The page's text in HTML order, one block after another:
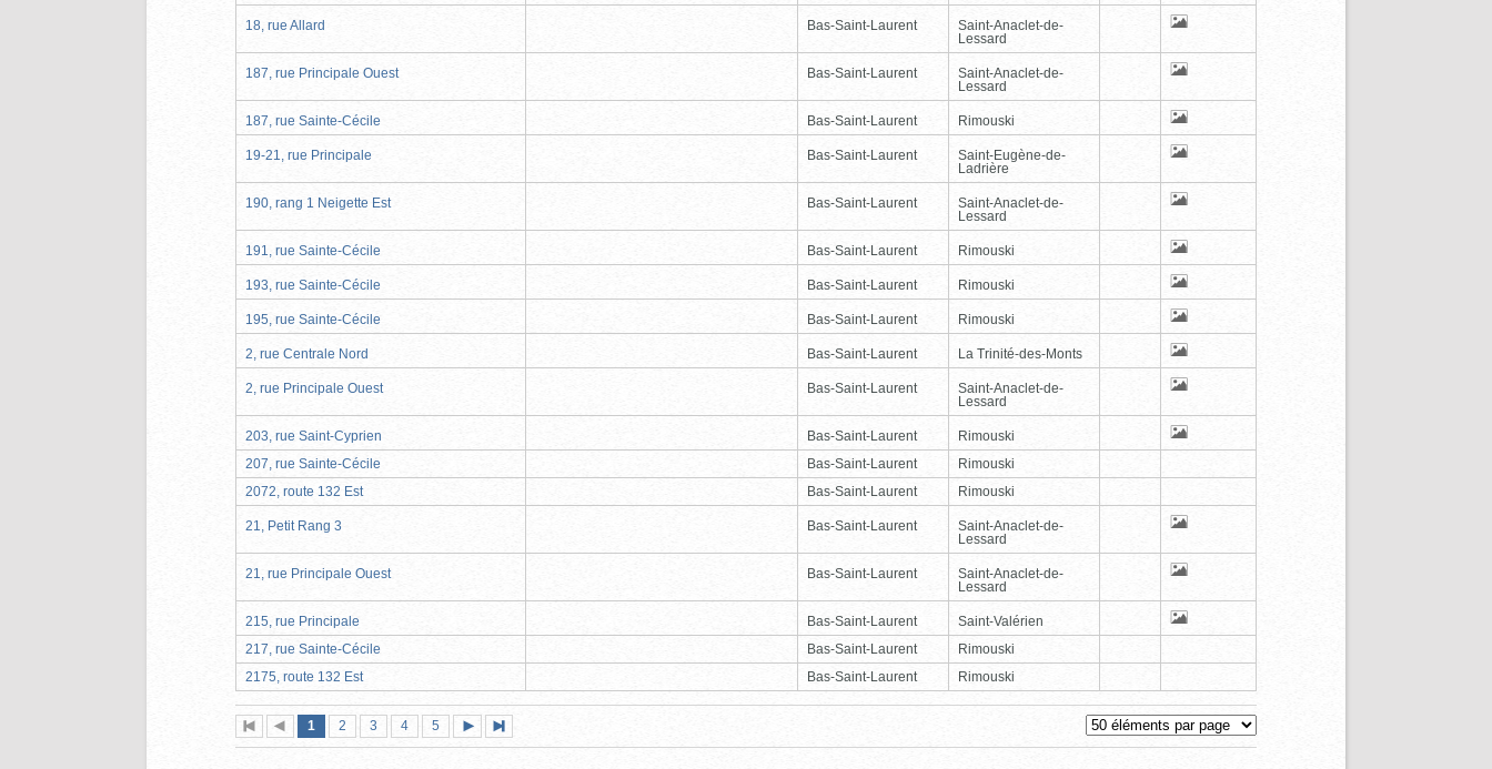
18, rue Allard Bas-Saint-Laurent
Saint-Anaclet-de-
Lessard
187, rue Principale Ouest Bas-Saint-Laurent
Saint-Anaclet-de-
Lessard
187, rue Sainte-Cécile Bas-Saint-Laurent Rimouski
19-21, rue Principale Bas-Saint-Laurent
Saint-Eugène-de-
Ladrière
190, rang 1 Neigette Est Bas-Saint-Laurent
Saint-Anaclet-de-
Lessard
191, rue Sainte-Cécile Bas-Saint-Laurent Rimouski
193, rue Sainte-Cécile Bas-Saint-Laurent Rimouski
195, rue Sainte-Cécile Bas-Saint-Laurent Rimouski
2, rue Centrale Nord Bas-Saint-Laurent La Trinité-des-Monts
2, rue Principale Ouest Bas-Saint-Laurent
Saint-Anaclet-de-
Lessard
203, rue Saint-Cyprien Bas-Saint-Laurent
Rimouski
207, rue Sainte-Cécile
Bas-Saint-Laurent
Rimouski
2072, route 132 Est
Bas-Saint-Laurent Rimouski
21, Petit Rang 3 Bas-Saint-Laurent
Saint-Anaclet-de-
Lessard
21, rue Principale Ouest Bas-Saint-Laurent
Saint-Anaclet-de-
Lessard
215, rue Principale Bas-Saint-Laurent
Saint-Valérien
217, rue Sainte-Cécile
Bas-Saint-Laurent
Rimouski
2175, route 132 Est
Bas-Saint-Laurent Rimouski
Première
page
Page
précédente
Page
1 (page
actuelle)
Page
2 Page
3 Page
4 Page
5
suivante
page